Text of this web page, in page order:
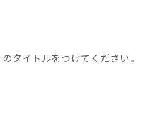
タイトルをつけてください。